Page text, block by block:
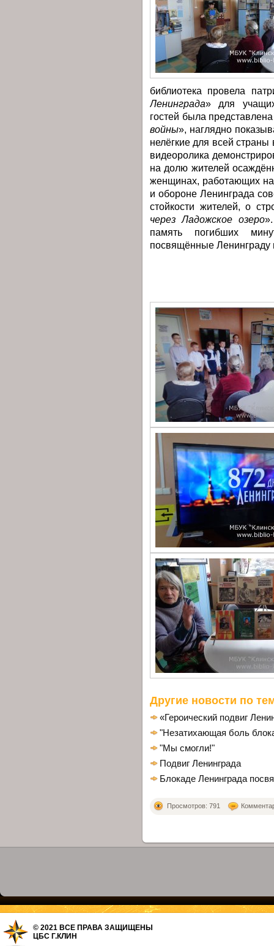
библиотека провела
Ленинграда» для
гостей была
войны», наглядно
нелёгкие для всей
видеоролика
на долю жителей
женщинах, работающих
и обороне Ленинграда
стойкости жителей, о
через Ладожское озеро
память погибших
посвящённые Ленинграду
Другие новости по
«Героический подвиг
"Незатихающая боль
"Мы смогли!"
Подвиг Ленинграда
Блокаде Ленинграда
Просмотров: 791
© 2021 ВСЕ ПРАВА ЗАЩИЩЕНЫ
ЦБС Г.КЛИН